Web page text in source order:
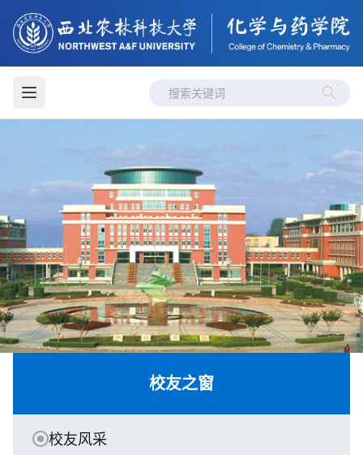
校友之窗
校友风采